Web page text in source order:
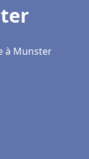
à Munster